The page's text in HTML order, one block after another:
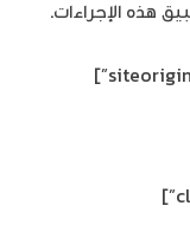
هذه الإجراءات.